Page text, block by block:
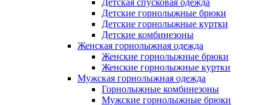
Детская спусковая одежда
Детские горнолыжные брюки
Детские горнолыжные куртки
Детские комбинезоны
Женская горнолыжная одежда
Женские горнолыжные брюки
Женские горнолыжные куртки
Мужская горнолыжная одежда
Горнолыжные комбинезоны
Мужские горнолыжные брюки